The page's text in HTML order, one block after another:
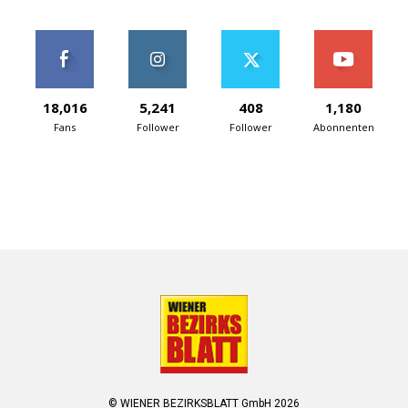
18,016
Fans
5,241
Follower
408
Follower
1,180
Abonnenten
© WIENER BEZIRKSBLATT GmbH 2026